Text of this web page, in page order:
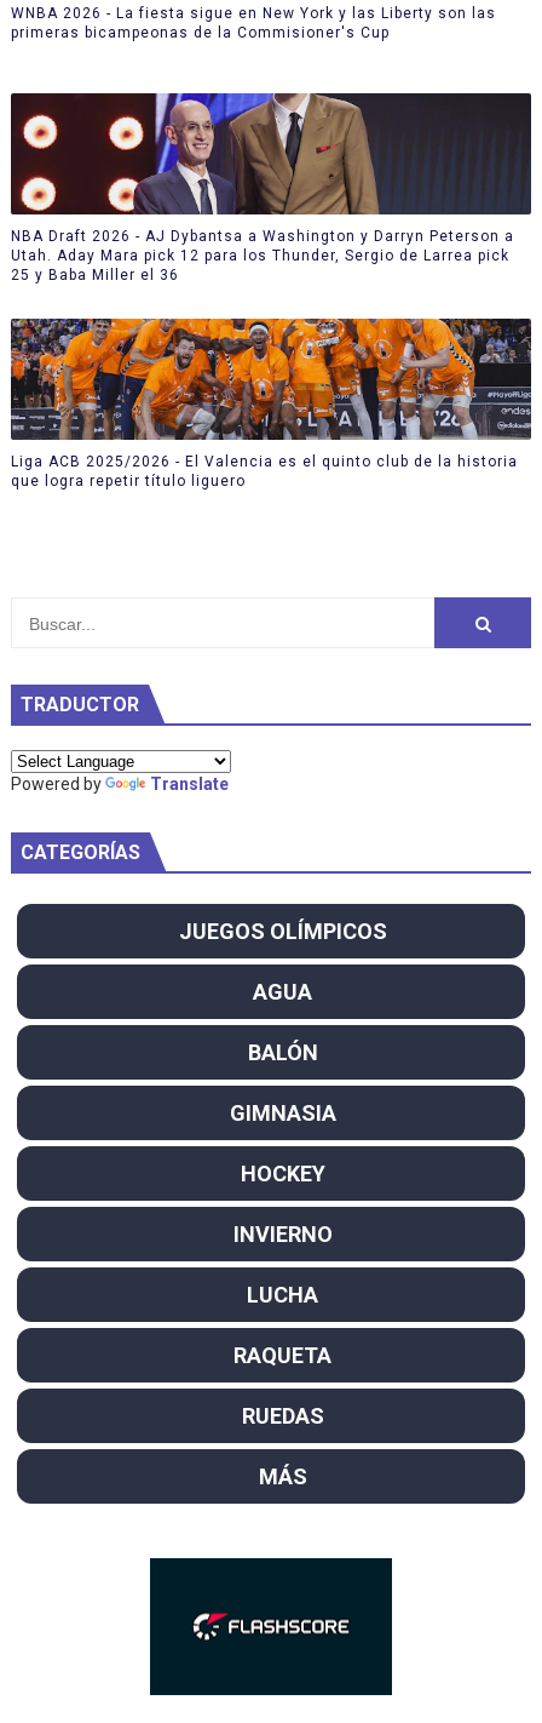
WNBA 2026 - La fiesta sigue en New York y las Liberty son las
primeras bicampeonas de la Commisioner's Cup
NBA Draft 2026 - AJ Dybantsa a Washington y Darryn Peterson a
Utah. Aday Mara pick 12 para los Thunder, Sergio de Larrea pick
25 y Baba Miller el 36
Liga ACB 2025/2026 - El Valencia es el quinto club de la historia
que logra repetir título liguero
TRADUCTOR
Powered by Translate
CATEGORÍAS
JUEGOS OLÍMPICOS
AGUA
BALÓN
GIMNASIA
HOCKEY
INVIERNO
LUCHA
RAQUETA
RUEDAS
MÁS